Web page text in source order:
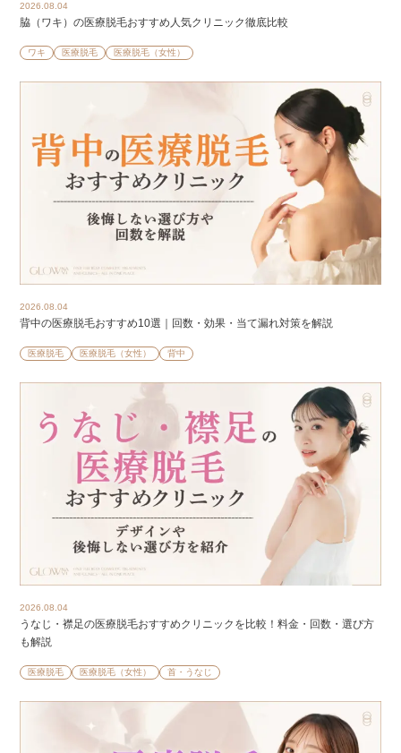
2026.08.04
脇（ワキ）の医療脱毛おすすめ人気クリニック徹底比較
ワキ 医療脱毛 医療脱毛（女性）
2026.08.04
背中の医療脱毛おすすめ10選｜回数・効果・当て漏れ対策を解説
医療脱毛 医療脱毛（女性） 背中
2026.08.04
うなじ・襟足の医療脱毛おすすめクリニックを比較！料金・回数・選び方
も解説
医療脱毛 医療脱毛（女性） 首・うなじ